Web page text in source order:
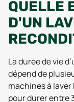
QUELLE
D'UN
La durée de vie
dépend de
machines à
pour durer entre